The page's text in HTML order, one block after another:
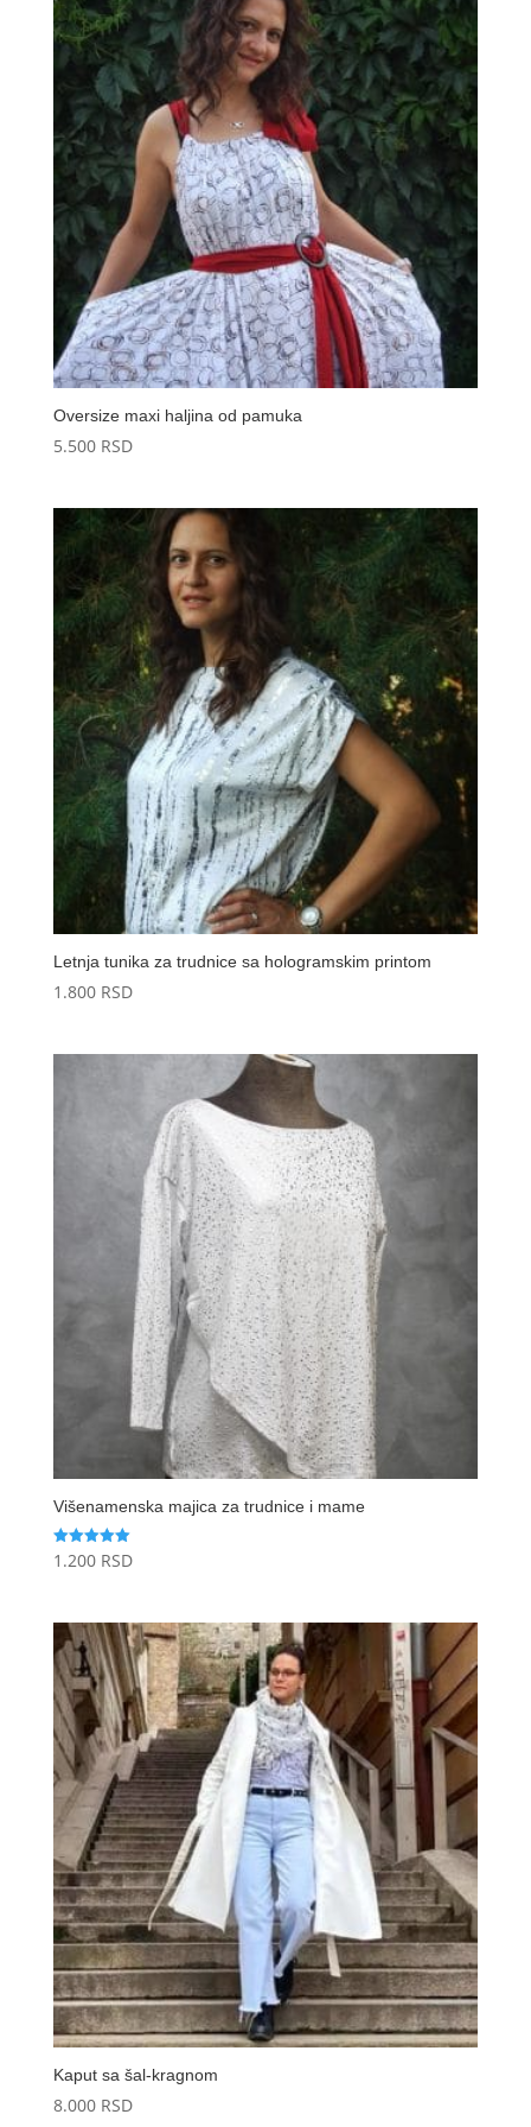
5.000 RSD.
Oversize maxi haljina od pamuka
5.500 RSD
Letnja tunika za trudnice sa hologramskim printom
1.800 RSD
Višenamenska majica za trudnice i mame
Ocenjeno
sa
1.200 RSD
Kaput sa šal-kragnom
8.000 RSD